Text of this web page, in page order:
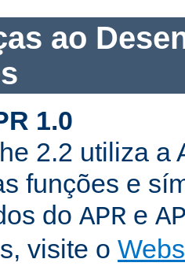
ao
1.0
2.2 utiliza a
funções e
do APR e
visite o